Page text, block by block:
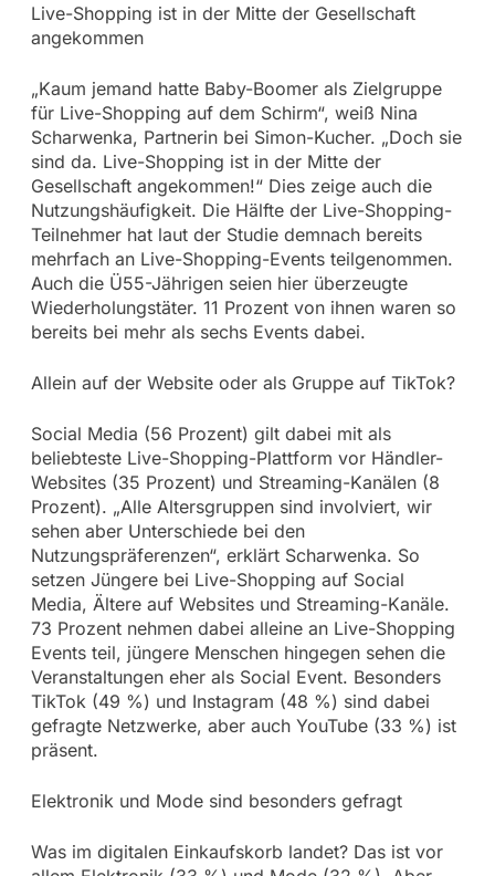
Live-Shopping ist in der Mitte der Gesellschaft
angekommen
„Kaum jemand hatte Baby-Boomer als Zielgruppe
für Live-Shopping auf dem Schirm“, weiß Nina
Scharwenka, Partnerin bei Simon-Kucher. „Doch sie
sind da. Live-Shopping ist in der Mitte der
Gesellschaft angekommen!“ Dies zeige auch die
Nutzungshäufigkeit. Die Hälfte der Live-Shopping-
Teilnehmer hat laut der Studie demnach bereits
mehrfach an Live-Shopping-Events teilgenommen.
Auch die Ü55-Jährigen seien hier überzeugte
Wiederholungstäter. 11 Prozent von ihnen waren so
bereits bei mehr als sechs Events dabei.
Allein auf der Website oder als Gruppe auf TikTok?
Social Media (56 Prozent) gilt dabei mit als
beliebteste Live-Shopping-Plattform vor Händler-
Websites (35 Prozent) und Streaming-Kanälen (8
Prozent). „Alle Altersgruppen sind involviert, wir
sehen aber Unterschiede bei den
Nutzungspräferenzen“, erklärt Scharwenka. So
setzen Jüngere bei Live-Shopping auf Social
Media, Ältere auf Websites und Streaming-Kanäle.
73 Prozent nehmen dabei alleine an Live-Shopping
Events teil, jüngere Menschen hingegen sehen die
Veranstaltungen eher als Social Event. Besonders
TikTok (49 %) und Instagram (48 %) sind dabei
gefragte Netzwerke, aber auch YouTube (33 %) ist
präsent.
Elektronik und Mode sind besonders gefragt
Was im digitalen Einkaufskorb landet? Das ist vor